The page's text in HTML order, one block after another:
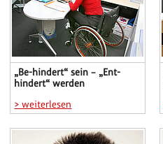
„Be-hindert“ sein – „Ent-
hindert“ werden
> weiterlesen